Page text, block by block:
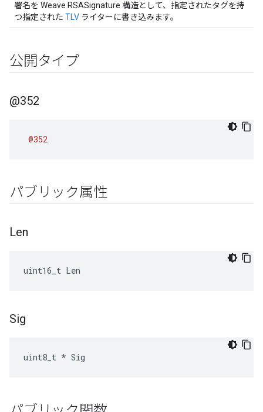
署名を Weave RSASignature 構造として、指定されたタグを持
つ指定された TLV ライターに書き込みます。
公開タイプ
@352
@352
パブリック属性
Len
uint16_t Len
Sig
uint8_t * Sig